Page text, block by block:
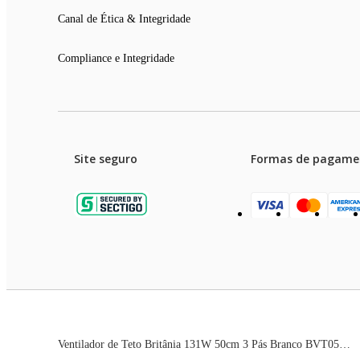
Canal de Ética & Integridade
Compliance e Integridade
Site seguro Formas de
Preços e condições de
As imagens dos produtos são meramente